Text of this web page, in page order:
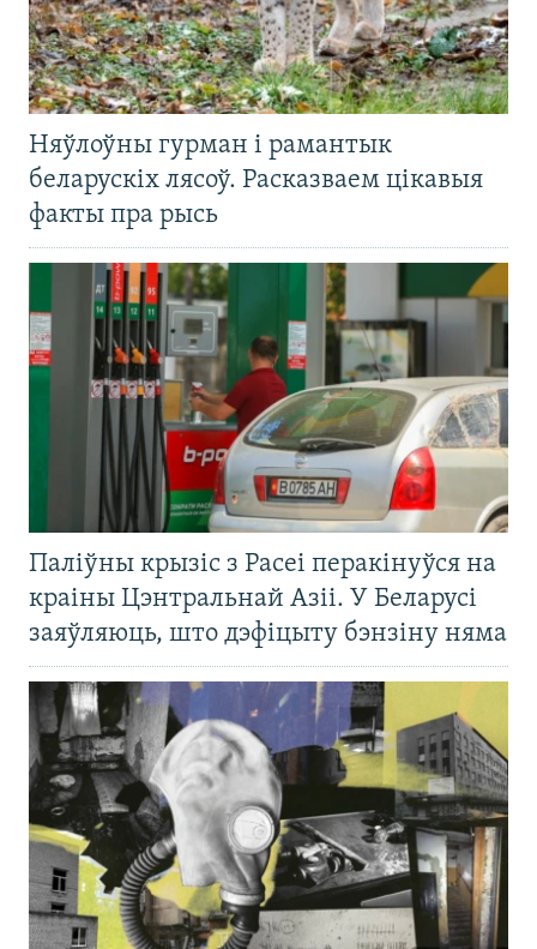
Няўлоўны гурман і рамантык
беларускіх лясоў. Расказваем цікавыя
факты пра рысь
Паліўны крызіс з Расеі перакінуўся на
краіны Цэнтральнай Азіі. У Беларусі
заяўляюць, што дэфіцыту бэнзіну няма